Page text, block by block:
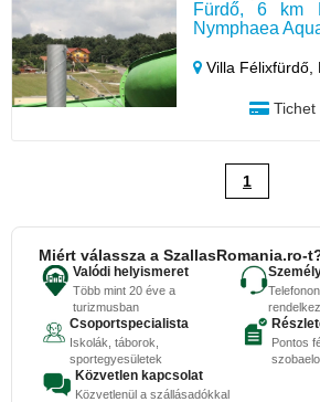
Fürdő, 6 km
Nymphaea
Villa Félixfürdő,
Tichet
1
Miért válassza a SzallasRomania.ro-
Valódi helyismeret
Több mint 20 éve a
turizmusban
Csoportspecialista
Iskolák, táborok,
sportegyesületek
Pontos
Közvetlen kapcsolat
Közvetlenül a szállásadókkal